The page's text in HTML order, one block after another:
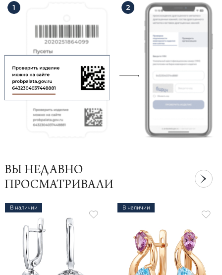
ВЫ НЕДАВНО
ПРОСМАТРИВАЛИ
В наличии В наличии